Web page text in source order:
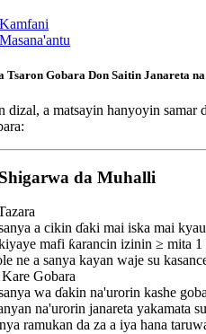
Tsaron Gobara Don Saitin Janareta na
dizal, a matsayin hanyoyin
da Muhalli
a cikin ɗaki mai iska mai
mafi ƙarancin izinin ≥ mita 1
ne a sanya kayan waje su
Gobara
wa ɗakin na'urorin kashe
na'urorin janareta yakamata
ramukan da za a iya hana